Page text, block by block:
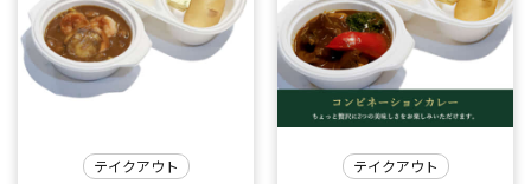
テイクアウト
テイクアウト